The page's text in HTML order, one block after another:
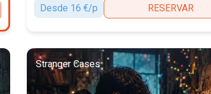
Desde 16 €/p
RESERVAR
Stranger Cases